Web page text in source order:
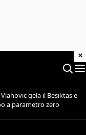
gela il Besiktas e
a parametro zero
×